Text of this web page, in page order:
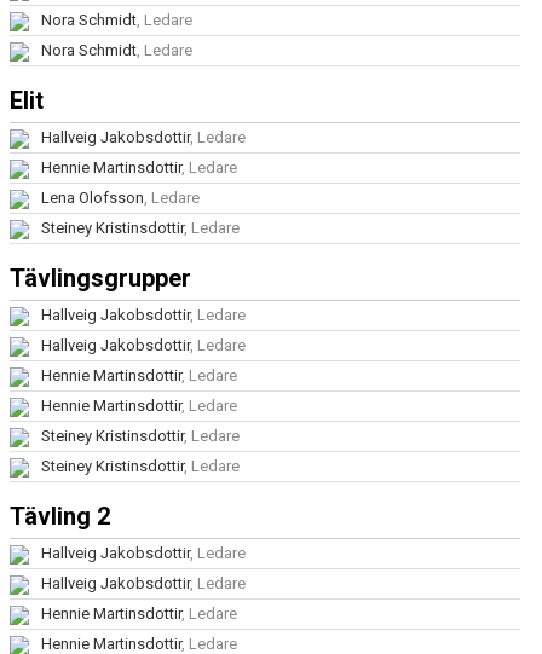
Nora Schmidt, Ledare
Nora Schmidt, Ledare
Elit
Hallveig Jakobsdottir, Ledare
Hennie Martinsdottir, Ledare
Lena Olofsson, Ledare
Steiney Kristinsdottir, Ledare
Tävlingsgrupper
Hallveig Jakobsdottir, Ledare
Hallveig Jakobsdottir, Ledare
Hennie Martinsdottir, Ledare
Hennie Martinsdottir, Ledare
Steiney Kristinsdottir, Ledare
Steiney Kristinsdottir, Ledare
Tävling 2
Hallveig Jakobsdottir, Ledare
Hallveig Jakobsdottir, Ledare
Hennie Martinsdottir, Ledare
Hennie Martinsdottir, Ledare